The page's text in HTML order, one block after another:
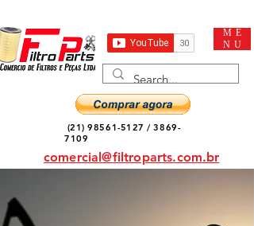
ME
NU
(21) 98561-5127 /3869-
7109
comercial@filtroparts.com.br